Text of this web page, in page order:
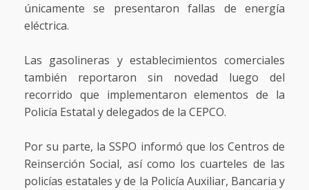
únicamente se presentaron fallas de energía
eléctrica.
Las gasolineras y establecimientos comerciales
también reportaron sin novedad luego del
recorrido que implementaron elementos de la
Policía Estatal y delegados de la CEPCO.
Por su parte, la SSPO informó que los Centros de
Reinserción Social, así como los cuarteles de las
policías estatales y de la Policía Auxiliar, Bancaria y